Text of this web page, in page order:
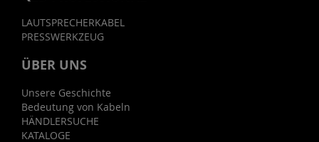
LAUTSPRECHERKABEL
PRESSWERKZEUG
ÜBER UNS
Unsere Geschichte
Bedeutung von Kabeln
HÄNDLERSUCHE
KATALOGE